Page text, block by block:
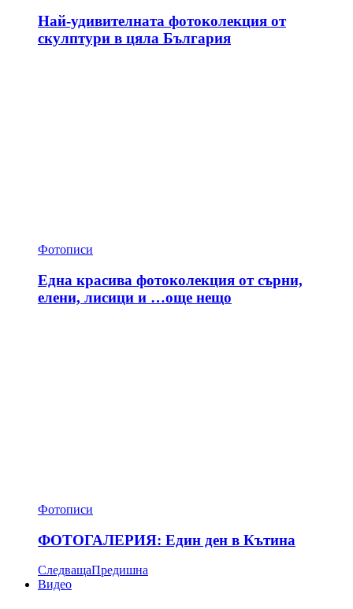
Най-удивителната фотоколекция от
скулптури в цяла България
Фотописи
Една красива фотоколекция от сърни,
елени, лисици и …още нещо
Фотописи
ФОТОГАЛЕРИЯ: Един ден в Кътина
СледващаПредишна
Видео